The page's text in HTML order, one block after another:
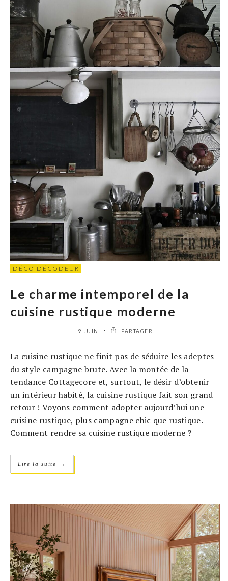
DÉCO DÉCODEUR
Le charme intemporel de la
cuisine rustique moderne
9 JUIN PARTAGER
La cuisine rustique ne finit pas de séduire les adeptes
du style campagne brute. Avec la montée de la
tendance Cottagecore et, surtout, le désir d’obtenir
un intérieur habité, la cuisine rustique fait son grand
retour ! Voyons comment adopter aujourd’hui une
cuisine rustique, plus campagne chic que rustique.
Comment rendre sa cuisine rustique moderne ?
Lire la suite →